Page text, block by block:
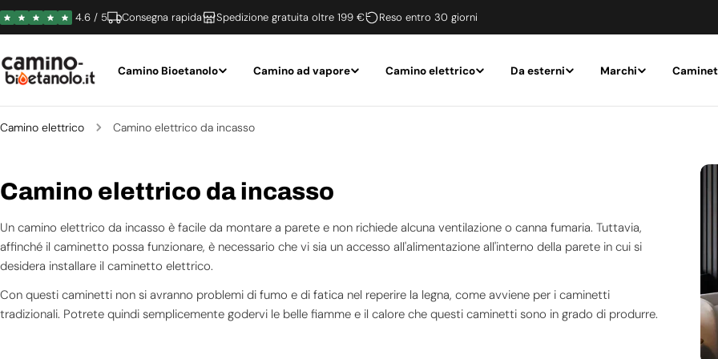
Vai
al
4.6 / 5 Consegna rapida Spedizione gratuita oltre 199 € Reso entro 30 giorni
Camino Bioetanolo Camino ad vapore Camino elettrico Da esterni Marchi
Camino elettrico Camino elettrico da incasso
C
o
l
l
e
Camino elettrico da incasso
Un camino elettrico da incasso è facile da montare a parete e non richiede alcuna ventilazione o canna fumaria. Tuttavia,
affinché il caminetto possa funzionare, è necessario che vi sia un accesso all'alimentazione all'interno della parete in cui si
desidera installare il caminetto elettrico.
Con questi caminetti non si avranno problemi di fumo e di fatica nel reperire la legna, come avviene per i caminetti
tradizionali. Potrete quindi semplicemente godervi le belle fiamme e il calore che questi caminetti sono in grado di produrre.